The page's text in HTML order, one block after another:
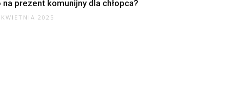
na prezent komunijny dla chłopca?
2025